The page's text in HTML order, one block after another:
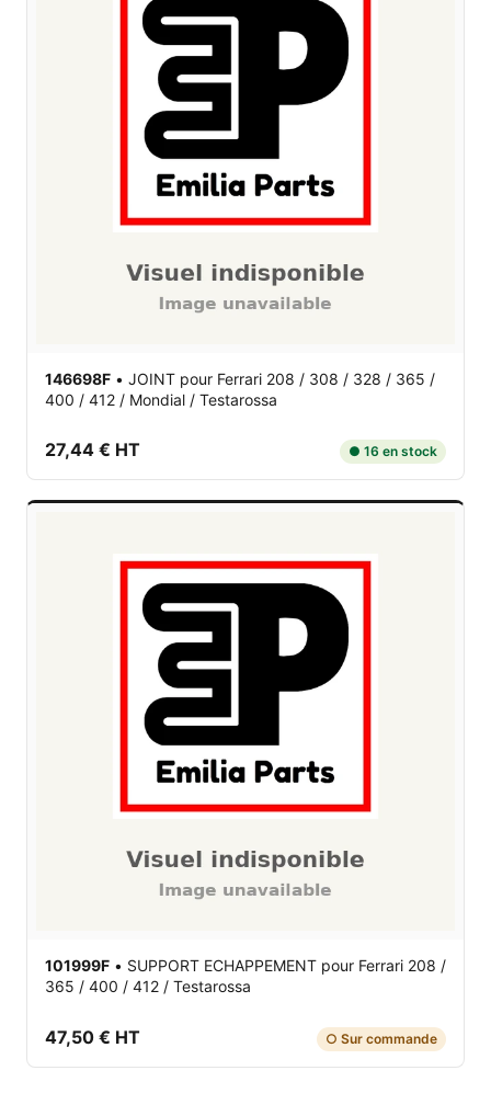
146698F • JOINT pour Ferrari 208 / 308 / 328 / 365 /
400 / 412 / Mondial / Testarossa
27,44 € HT ● 16 en stock
101999F • SUPPORT ECHAPPEMENT pour Ferrari 208 /
365 / 400 / 412 / Testarossa
47,50 € HT ○ Sur commande